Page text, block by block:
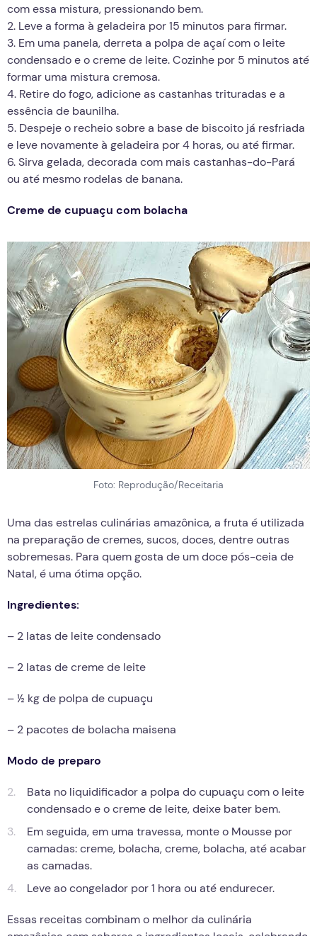
com essa mistura, pressionando bem.
2. Leve a forma à geladeira por 15 minutos para firmar.
3. Em uma panela, derreta a polpa de açaí com o leite
condensado e o creme de leite. Cozinhe por 5 minutos até
formar uma mistura cremosa.
4. Retire do fogo, adicione as castanhas trituradas e a
essência de baunilha.
5. Despeje o recheio sobre a base de biscoito já resfriada
e leve novamente à geladeira por 4 horas, ou até firmar.
6. Sirva gelada, decorada com mais castanhas-do-Pará
ou até mesmo rodelas de banana.
Creme de cupuaçu com bolacha
Foto: Reprodução/Receitaria
Uma das estrelas culinárias amazônica, a fruta é utilizada
na preparação de cremes, sucos, doces, dentre outras
sobremesas. Para quem gosta de um doce pós-ceia de
Natal, é uma ótima opção.
Ingredientes:
– 2 latas de leite condensado
– 2 latas de creme de leite
– ½ kg de polpa de cupuaçu
– 2 pacotes de bolacha maisena
Modo de preparo
Bata no liquidificador a polpa do cupuaçu com o leite
condensado e o creme de leite, deixe bater bem.
Em seguida, em uma travessa, monte o Mousse por
camadas: creme, bolacha, creme, bolacha, até acabar
as camadas.
Leve ao congelador por 1 hora ou até endurecer.
Essas receitas combinam o melhor da culinária